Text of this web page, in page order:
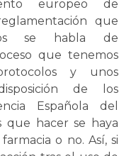
europeo de
que
se habla de
que tenemos
y unos
de los
Española del
que hacer se haya
o no. Así, si